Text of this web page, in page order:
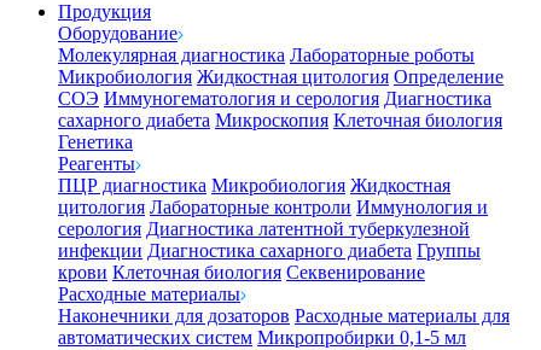
Продукция
Оборудование
Молекулярная диагностика Лабораторные роботы
Микробиология Жидкостная цитология Определение
СОЭ Иммуногематология и серология Диагностика
сахарного диабета Микроскопия Клеточная биология
Генетика
Реагенты
ПЦР диагностика Микробиология Жидкостная
цитология Лабораторные контроли Иммунология и
серология Диагностика латентной туберкулезной
инфекции Диагностика сахарного диабета Группы
крови Клеточная биология Секвенирование
Расходные материалы
Наконечники для дозаторов Расходные материалы для
автоматических систем Микропробирки 0,1-5 мл